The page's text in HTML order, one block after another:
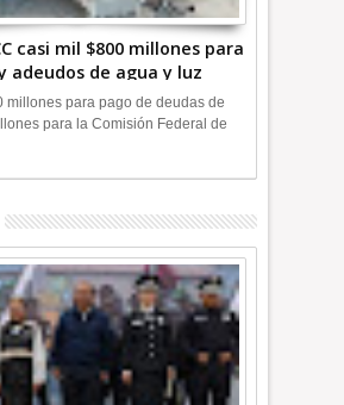
casi mil $800 millones para
adeudos de agua y luz
millones para pago de deudas de
para la Comisión Federal de